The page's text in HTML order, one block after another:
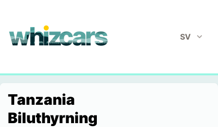
whizcars.com
SV
Tanzania
Biluthyrning